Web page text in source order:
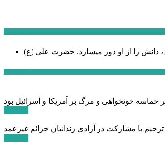
دانش را از او دور میسازد. حضرت علی (ع)
با مشارکت در آزادی زندانیان جرائم غیرعمد